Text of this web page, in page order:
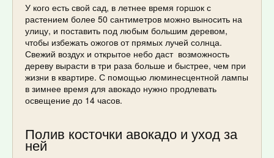
У кого есть свой сад, в летнее время горшок с
растением более 50 сантиметров можно выносить на
улицу, и поставить под любым большим деревом,
чтобы избежать ожогов от прямых лучей солнца.
Свежий воздух и открытое небо даст возможность
дереву вырасти в три раза больше и быстрее, чем при
жизни в квартире. С помощью люминесцентной лампы
в зимнее время для авокадо нужно продлевать
освещение до 14 часов.
Полив косточки авокадо и уход за
ней